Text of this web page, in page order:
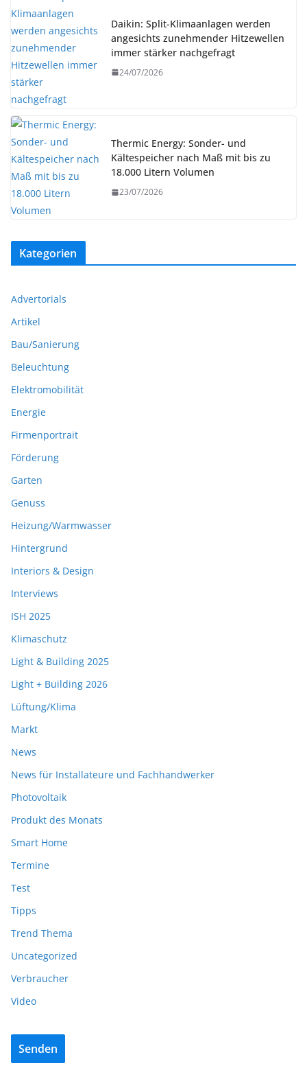
Daikin: Split-Klimaanlagen werden
angesichts zunehmender Hitzewellen
immer stärker nachgefragt
24/07/2026
Thermic Energy: Sonder- und
Kältespeicher nach Maß mit bis zu
18.000 Litern Volumen
23/07/2026
Kategorien
Advertorials
Artikel
Bau/Sanierung
Beleuchtung
Elektromobilität
Energie
Firmenportrait
Förderung
Garten
Genuss
Heizung/Warmwasser
Hintergrund
Interiors & Design
Interviews
ISH 2025
Klimaschutz
Light & Building 2025
Light + Building 2026
Lüftung/Klima
Markt
News
News für Installateure und Fachhandwerker
Photovoltaik
Produkt des Monats
Smart Home
Termine
Test
Tipps
Trend Thema
Uncategorized
Verbraucher
Video
Senden